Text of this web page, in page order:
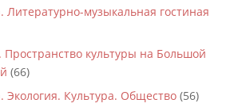
Литературно-музыкальная гостиная
Пространство культуры на Большой
(66)
Экология. Культура. Общество(56)